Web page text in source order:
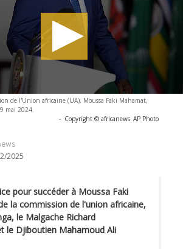
de l'Union africaine (UA), Moussa Faki Mahamat,
mai 2024.
- Copyright © africanews AP Photo
2025
pour succéder à Moussa Faki
la commission de l'union africaine,
le Malgache Richard
le Djiboutien Mahamoud Ali